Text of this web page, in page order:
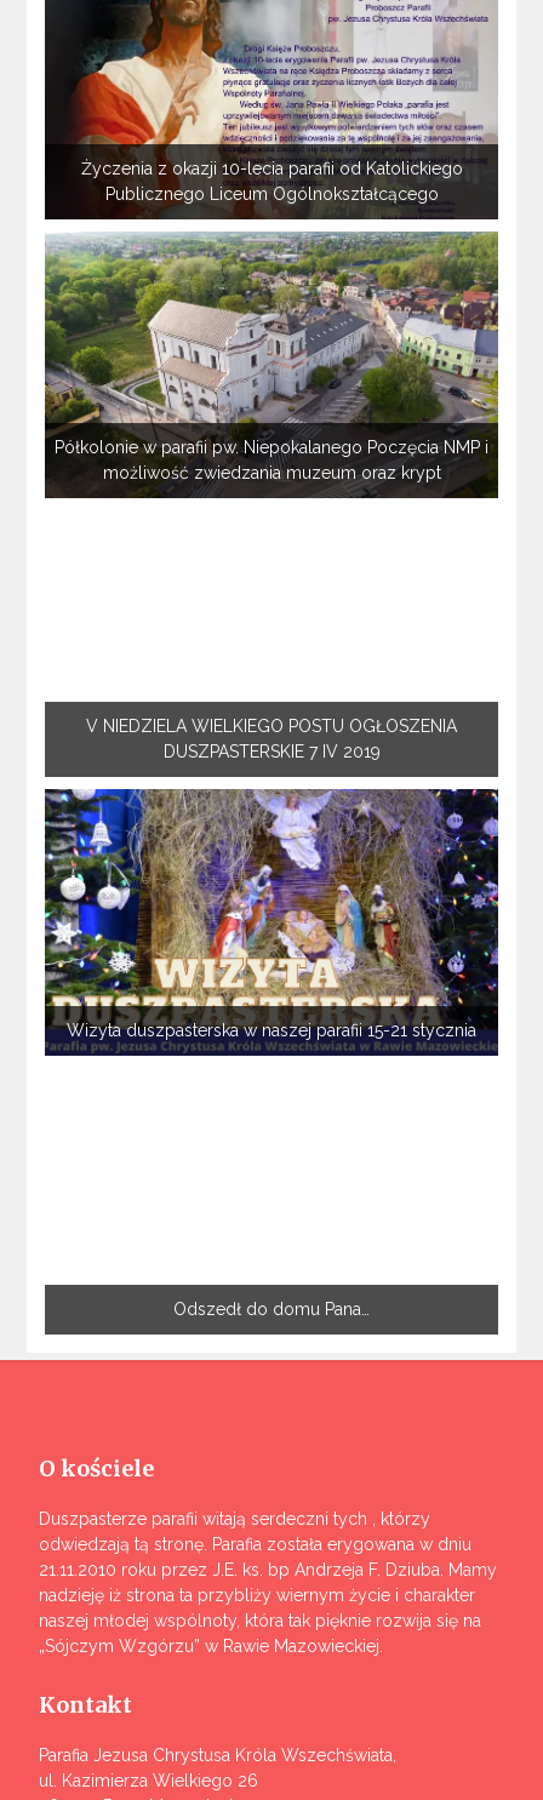
Życzenia z okazji 10-lecia parafii od Katolickiego
Publicznego Liceum Ogólnokształcącego
Półkolonie w parafii pw. Niepokalanego Poczęcia NMP i
możliwość zwiedzania muzeum oraz krypt
V NIEDZIELA WIELKIEGO POSTU OGŁOSZENIA
DUSZPASTERSKIE 7 IV 2019
Wizyta duszpasterska w naszej parafii 15-21 stycznia
Odszedł do domu Pana…
O kościele
Duszpasterze parafii witają serdeczni tych , którzy
odwiedzają tą stronę. Parafia została erygowana w dniu
21.11.2010 roku przez J.E. ks. bp Andrzeja F. Dziuba. Mamy
nadzieję iż strona ta przybliży wiernym życie i charakter
naszej młodej wspólnoty, która tak pięknie rozwija się na
„Sójczym Wzgórzu” w Rawie Mazowieckiej.
Kontakt
Parafia Jezusa Chrystusa Króla Wszechświata,
ul. Kazimierza Wielkiego 26